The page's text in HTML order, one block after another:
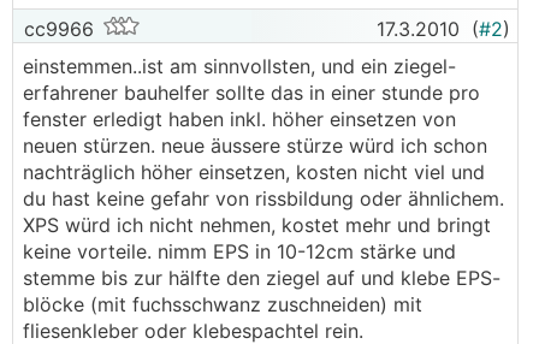
cc9966 17.3.2010 (#2)
einstemmen..ist am sinnvollsten, und ein ziegel-
erfahrener bauhelfer sollte das in einer stunde pro
fenster erledigt haben inkl. höher einsetzen von
neuen stürzen. neue äussere stürze würd ich schon
nachträglich höher einsetzen, kosten nicht viel und
du hast keine gefahr von rissbildung oder ähnlichem.
XPS würd ich nicht nehmen, kostet mehr und bringt
keine vorteile. nimm EPS in 10-12cm stärke und
stemme bis zur hälfte den ziegel auf und klebe EPS-
blöcke (mit fuchsschwanz zuschneiden) mit
fliesenkleber oder klebespachtel rein.